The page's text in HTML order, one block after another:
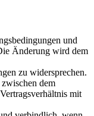
und
Änderung wird dem
zu widersprechen.
dem
mit